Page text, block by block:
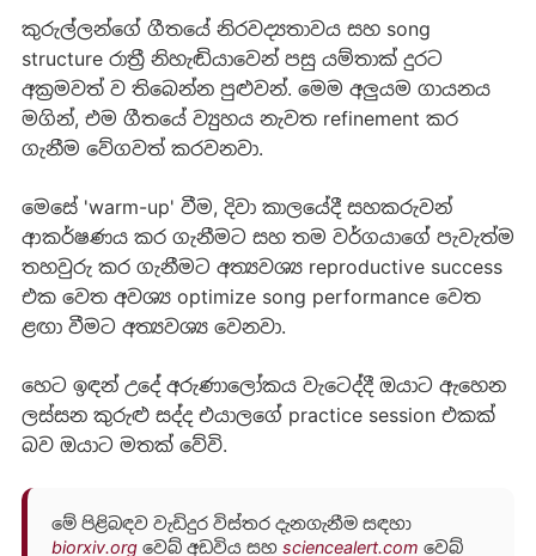
කුරුල්ලන්ගේ ගීතයේ නිරවද්‍යතාවය සහ song
structure රාත්‍රී නිහැඬියාවෙන් පසු යම්තාක් දුරට
අක්‍රමවත් ව තිබෙන්න පුළුවන්. මෙම අලුයම ගායනය
මගින්, එම ගීතයේ ව්‍යුහය නැවත refinement කර
ගැනීම වේගවත් කරවනවා.
මෙසේ 'warm-up' වීම, දිවා කාලයේදී සහකරුවන්
ආකර්ෂණය කර ගැනීමට සහ තම වර්ගයාගේ පැවැත්ම
තහවුරු කර ගැනීමට අත්‍යවශ්‍ය reproductive success
එක වෙත අවශ්‍ය optimize song performance වෙත
ළඟා වීමට අත්‍යවශ්‍ය වෙනවා.
හෙට ඉඳන් උදේ අරුණාලෝකය වැටෙද්දී ඔයාට ඇහෙන
ලස්සන කුරුළු සද්ද එයාලගේ practice session එකක්
බව ඔයාට මතක් වේවි.
මේ පිළිබඳව වැඩිදුර විස්තර දැනගැනීම සඳහා
biorxiv.orgවෙබ් අඩවිය සහ sciencealert.com වෙබ්